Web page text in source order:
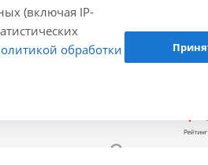
Региональный представитель
Владивосток, ул. Толстого, 41В, 3
(включая IP-
обработки